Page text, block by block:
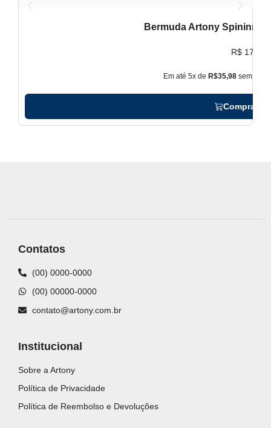
Bermuda Artony Spininng
R$179,90
Em até 5x de R$35,98sem
Comprar
Contatos
(00) 0000-0000
(00) 00000-0000
contato@artony.com.br
Institucional
Sobre a Artony
Política de Privacidade
Política de Reembolso e Devoluções